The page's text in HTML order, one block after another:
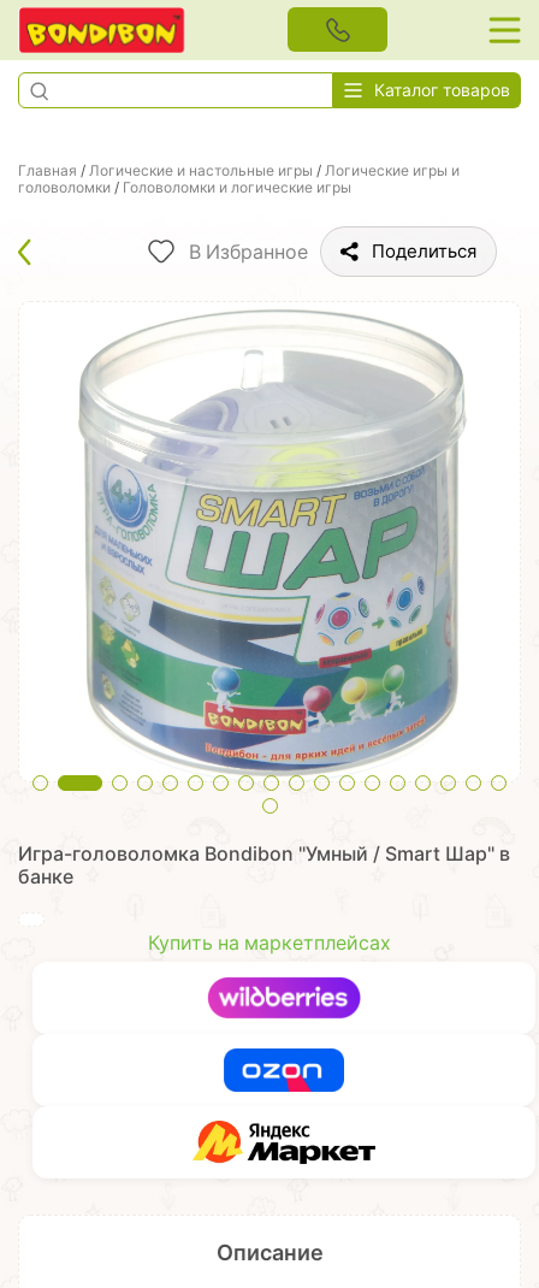
Каталог товаров
Главная / Логические и настольные игры / Логические игры и
головоломки / Головоломки и логические игры
В Избранное Поделиться
Игра-головоломка Bondibon "Умный / Smart Шар" в
банке
Купить на маркетплейсах
Описание